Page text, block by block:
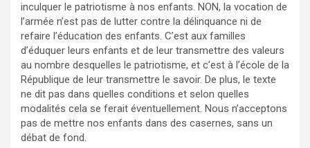
inculquer le patriotisme à nos enfants. NON, la vocation de
l’armée n’est pas de lutter contre la délinquance ni de
refaire l’éducation des enfants. C’est aux familles
d’éduquer leurs enfants et de leur transmettre des valeurs
au nombre desquelles le patriotisme, et c’est à l’école de la
République de leur transmettre le savoir. De plus, le texte
ne dit pas dans quelles conditions et selon quelles
modalités cela se ferait éventuellement. Nous n’acceptons
pas de mettre nos enfants dans des casernes, sans un
débat de fond.